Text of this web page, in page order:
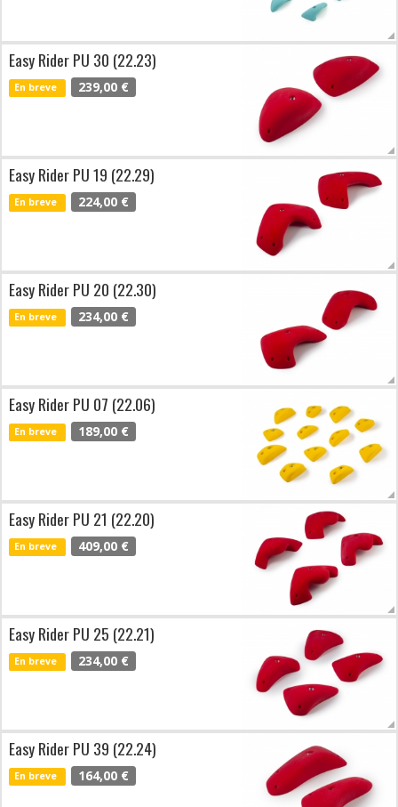
Easy Rider PU 30 (22.23)
En breve 239,00 €
Easy Rider PU 19 (22.29)
En breve 224,00 €
Easy Rider PU 20 (22.30)
En breve 234,00 €
Easy Rider PU 07 (22.06)
En breve 189,00 €
Easy Rider PU 21 (22.20)
En breve 409,00 €
Easy Rider PU 25 (22.21)
En breve 234,00 €
Easy Rider PU 39 (22.24)
En breve 164,00 €